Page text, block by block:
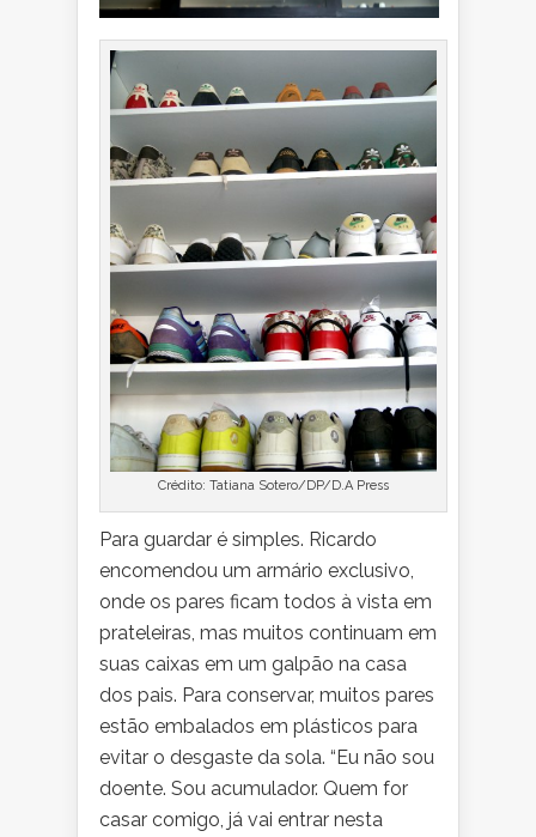
Crédito: Tatiana Sotero/DP/D.A Press
Para guardar é simples. Ricardo
encomendou um armário exclusivo,
onde os pares ficam todos à vista em
prateleiras, mas muitos continuam em
suas caixas em um galpão na casa
dos pais. Para conservar, muitos pares
estão embalados em plásticos para
evitar o desgaste da sola. “Eu não sou
doente. Sou acumulador. Quem for
casar comigo, já vai entrar nesta